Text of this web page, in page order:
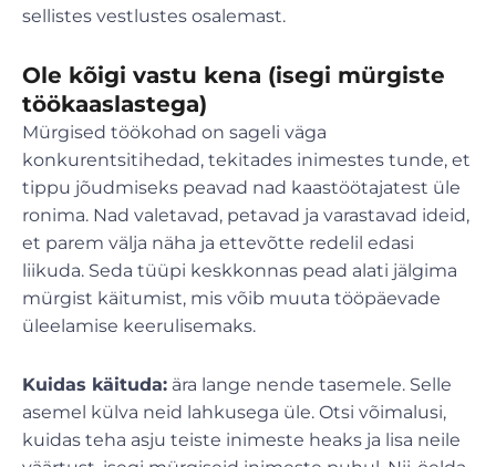
sellistes vestlustes osalemast.
Ole kõigi vastu kena (isegi mürgiste
töökaaslastega)
Mürgised töökohad on sageli väga
konkurentsitihedad, tekitades inimestes tunde, et
tippu jõudmiseks peavad nad kaastöötajatest üle
ronima. Nad valetavad, petavad ja varastavad ideid,
et parem välja näha ja ettevõtte redelil edasi
liikuda. Seda tüüpi keskkonnas pead alati jälgima
mürgist käitumist, mis võib muuta tööpäevade
üleelamise keerulisemaks.
Kuidas käituda: ära lange nende tasemele. Selle
asemel külva neid lahkusega üle. Otsi võimalusi,
kuidas teha asju teiste inimeste heaks ja lisa neile